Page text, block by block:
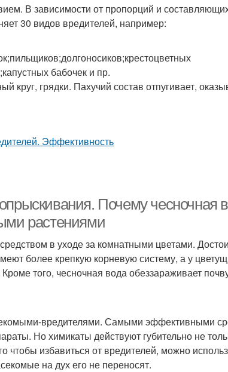
В зависимости от пропорций и
30 видов вредителей, например:
бабочек и пр.
круг, грядки. Пахучий состав отпугивает,
Почему чесночная
растениями
в уходе за комнатными цветами.
более крепкую корневую систему, а у
того, чесночная вода обеззараживает
вредителями. Самыми эффективными
Но химикаты действуют губительно не
чтобы избавиться от вредителей, можно
на дух его не переносят.